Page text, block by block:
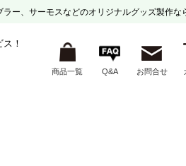
ラー、サーモスなどのオリジナルグッズ製作な
！
商品一覧 Q&A お問合せ